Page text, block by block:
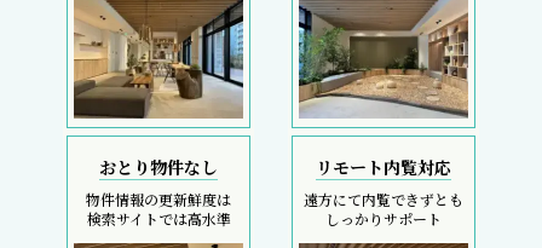
おとり物件なし
物件情報の更新鮮度は
検索サイトでは高水準
リモート内覧対応
遠方にて内覧できずとも
しっかりサポート